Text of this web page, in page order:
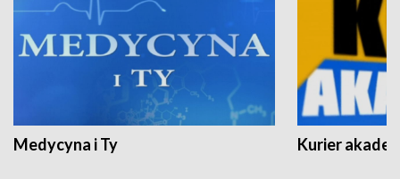
Medycyna i Ty Kurier